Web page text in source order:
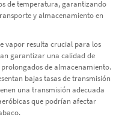
de temperatura, garantizando
y almacenamiento en
vapor resulta crucial para los
garantizar una calidad de
de almacenamiento.
bajas tasas de transmisión
una transmisión adecuada
que podrían afectar